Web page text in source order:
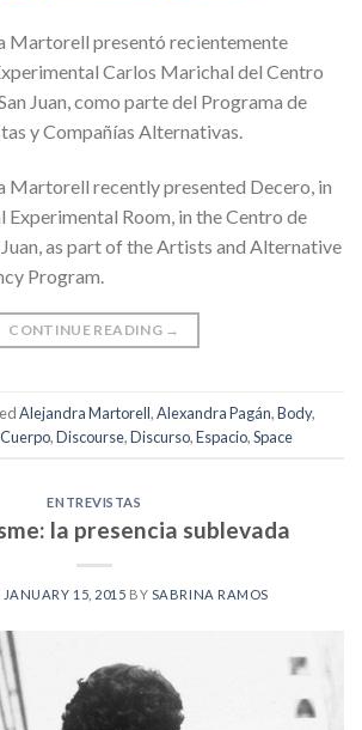
Martorell presentó recientemente
Carlos Marichal del Centro
Juan, como parte del Programa de
y Compañías Alternativas.
Martorell recently presented Decero, in
Room, in the Centro de
Juan, as part of the Artists and Alternative
Program.
CONTINUE READING →
Alejandra Martorell,Alexandra Pagán,Body,
Cuerpo,Discourse,Discurso,Espacio,Space
ENTREVISTAS
la presencia sublevada
JANUARY 15, 2015 BY SABRINA RAMOS